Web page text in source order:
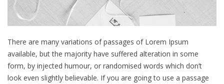
There are many variations of passages of Lorem Ipsum
available, but the majority have suffered alteration in some
form, by injected humour, or randomised words which don’t
look even slightly believable. If you are going to use a passage